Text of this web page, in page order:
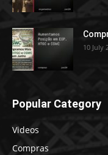
10 July
Popular Category
Videos
Compras